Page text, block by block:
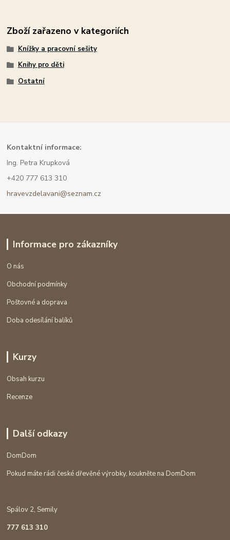
Zboží zařazeno v kategoriích
Knížky a pracovní sešity
Knihy pro děti
Ostatní
Kontaktní informace:
Ing. Petra Krupková
+420 777 613 310
hravevzdelavani@seznam.cz
Informace pro zákazníky
O nás
Obchodní podmínky
Poštovné a doprava
Doba odesílání balíků
Kurzy
Obsah kurzu
Recenze
Další odkazy
DomDom
Pokud máte rádi české dřevěné výrobky, koukněte na DomDom
Spálov 2, Semily
777 613 310